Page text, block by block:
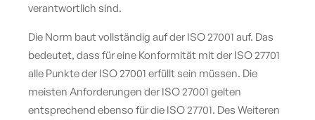
verantwortlich sind.
Die Norm baut vollständig auf der ISO 27001 auf. Das
bedeutet, dass für eine Konformität mit der ISO 27701
alle Punkte der ISO 27001 erfüllt sein müssen. Die
meisten Anforderungen der ISO 27001 gelten
entsprechend ebenso für die ISO 27701. Des Weiteren